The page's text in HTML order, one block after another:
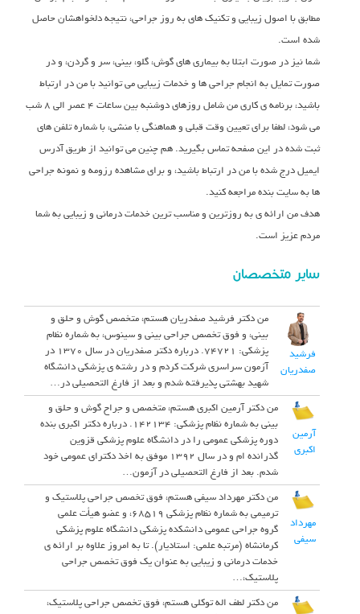
مطابق با اصول زیبایی و تکنیک های به روز جراحی، نتیجه دلخواهشان حاصل
شده است.
شما نیز در صورت ابتلا به بیماری های گوش، گلو، بینی، سر و گردن، و در
صورت تمایل به انجام جراحی ها و خدمات زیبایی می توانید با من در ارتباط
باشید، برنامه ی کاری من شامل روزهای دوشنبه بین ساعات ۴ عصر الی ۸ شب
می شود، لطفا برای تعیین وقت قبلی و هماهنگی با منشی، با شماره تلفن های
ثبت شده در این صفحه تماس بگیرید. هم چنین می توانید از طریق آدرس
ایمیل درج شده با من در ارتباط باشید، و برای مشاهده رزومه و نمونه جراحی
ها به سایت بنده مراجعه کنید.
هدف من ارائه ی به روزترین و مناسب ترین خدمات درمانی و زیبایی به شما
مردم عزیز است.
سایر متخصصان
فرشید
صفدریان
من دکتر فرشید صفدریان هستم، متخصص گوش و حلق و
بینی، و فوق تخصص جراحی بینی و سینوس، به شماره نظام
پزشکی: 74721. درباره دکتر صفدریان در سال 1370 در
آزمون سراسری شرکت کردم و در رشته ی پزشکی دانشگاه
شهید بهشتی پذیرفته شدم و بعد از فارغ التحصیلی در…
آرمین
اکبری
من دکتر آرمین اکبری هستم، متخصص و جراح گوش و حلق و
بینی به شماره نظام پزشکی: 142134. درباره دکتر اکبری بنده
دوره پزشکی عمومی را در دانشگاه علوم پزشکی قزوین
گذرانده ام و در سال ۱۳۹۲ موفق به اخذ دکترای عمومی خود
شدم. بعد از فارغ التحصیلی در آزمون…
مهرداد
سیفی
من دکتر مهرداد سیفی هستم، فوق تخصص جراحی پلاستیک و
ترمیمی به شماره نظام پزشکی 68519، و عضو هیأت علمی
گروه جراحی عمومی دانشکده پزشکی دانشگاه علوم پزشکی
کرمانشاه (مرتبه علمی: استادیار). تا به امروز علاوه بر ارائه ی
خدمات درمانی و زیبایی به عنوان یک فوق تخصص جراحی
پلاستیک،…
من دکتر لطف اله توکلی هستم، فوق تخصص جراحی پلاستیک،